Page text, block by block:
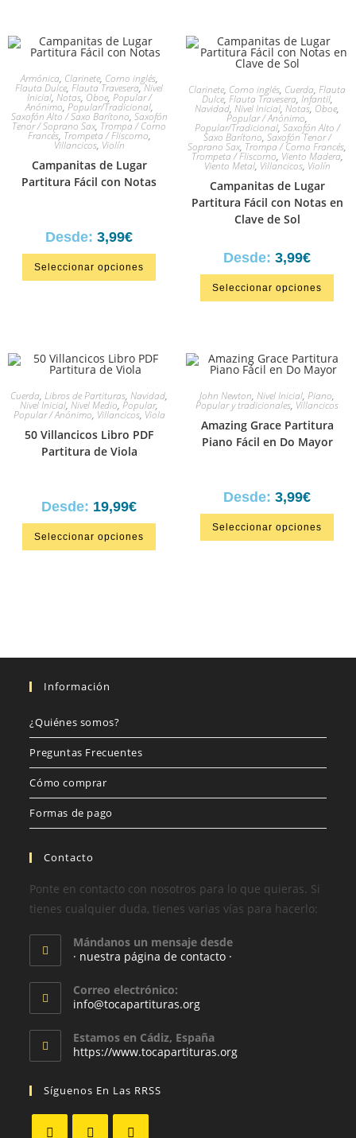
Armónica, Clarinete, Corno inglés,
Flauta Dulce, Flauta Travesera,Nivel
Inicial, Notas, Oboe, Popular /
Anónimo, Popular/Tradicional,
Saxofón Alto / Saxo Barítono, Saxofón
Tenor / Soprano Sax, Trompa / Corno
Francés, Trompeta / Fliscorno,
Villancicos, Violín
Campanitas de Lugar
Partitura Fácil con Notas
Desde: 3,99€
Seleccionar opciones
Clarinete, Corno inglés, Cuerda, Flauta
Dulce, Flauta Travesera, Infantil,
Navidad, Nivel Inicial, Notas, Oboe,
Popular / Anónimo,
Popular/Tradicional, Saxofón Alto /
Saxo Barítono, Saxofón Tenor /
Soprano Sax, Trompa / Corno Francés,
Trompeta / Fliscorno, Viento Madera,
Viento Metal, Villancicos, Violín
Campanitas de Lugar
Partitura Fácil con Notas en
Clave de Sol
Desde: 3,99€
Seleccionar opciones
Cuerda, Libros de Partituras, Navidad,
Nivel Inicial, Nivel Medio, Popular,
Popular / Anónimo, Villancicos, Viola
50 Villancicos Libro PDF
Partitura de Viola
Desde: 19,99€
Seleccionar opciones
John Newton, Nivel Inicial, Piano,
Popular y tradicionales, Villancicos
Amazing Grace Partitura
Piano Fácil en Do Mayor
Desde: 3,99€
Seleccionar opciones
Información
¿Quiénes somos?
Preguntas Frecuentes
Cómo comprar
Formas de pago
Contacto
Ponte en contacto con nosotros para lo que quieras. Si
tienes cualquier duda, tienes varias vías para hacerlo:
Mándanos un mensaje desde
· nuestra página de contacto ·
Correo electrónico:
info@tocapartituras.org
Estamos en Cádiz, España
https://www.tocapartituras.org
Síguenos En Las RRSS